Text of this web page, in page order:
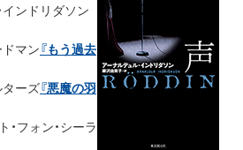
ンドリダソン
マン『もう過去
ーズ『悪魔の羽
フォン・シーラ